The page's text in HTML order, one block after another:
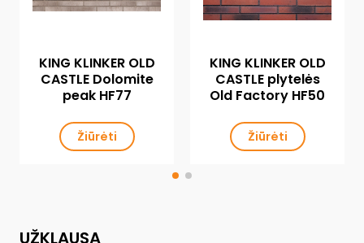
KING KLINKER OLD
CASTLE Dolomite
peak HF77
Žiūrėti
KING KLINKER OLD
CASTLE plytelės
Old Factory HF50
Žiūrėti
UŽKLAUSA